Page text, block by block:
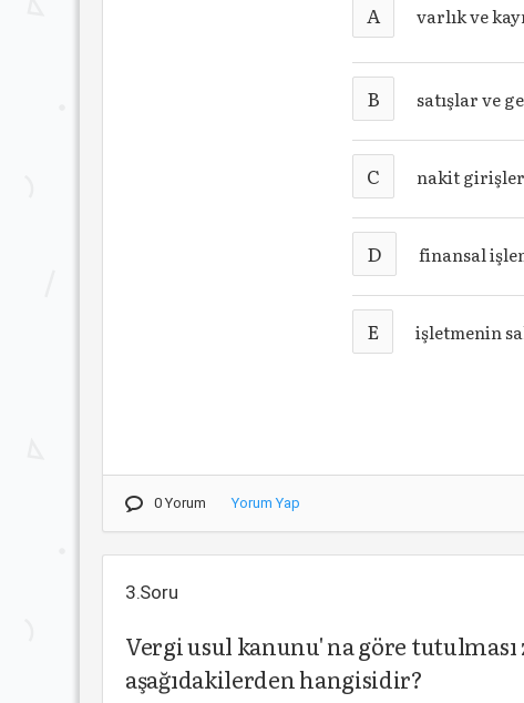
A varlık ve
B satışlar ve
C nakit
D finansal
E işletmenin
0 Yorum Yorum Yap
3.Soru
Vergi usul kanunu' na göre
aşağıdakilerden hangisidir?